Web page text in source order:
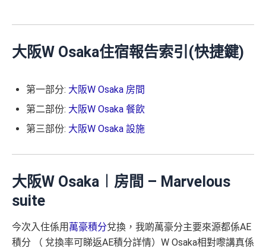
大阪W Osaka住宿報告索引(快捷鍵)
第一部分: 大阪W Osaka 房間
第二部份: 大阪W Osaka 餐飲
第三部份: 大阪W Osaka 設施
大阪W Osaka︱ 房間 – Marvelous
suite
今次入住係用 萬豪積分兌換，我啲萬豪分主要來源都係AE
積分 （ 兌換率可睇返AE積分詳情）W Osaka相對嚟講真係